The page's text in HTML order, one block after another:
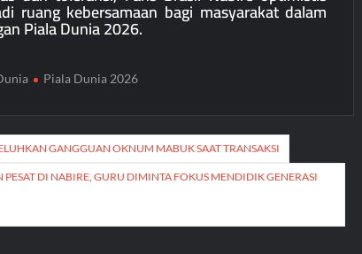
ruang kebersamaan bagi masyarakat dalam
Piala Dunia 2026.
Piala Dunia 2026
GANGGUAN OKNUM MABUK SAAT TRANSAKSI
PESAT DI NABIRE, GURU DIMINTA FOKUS MENDIDIK GENERASI